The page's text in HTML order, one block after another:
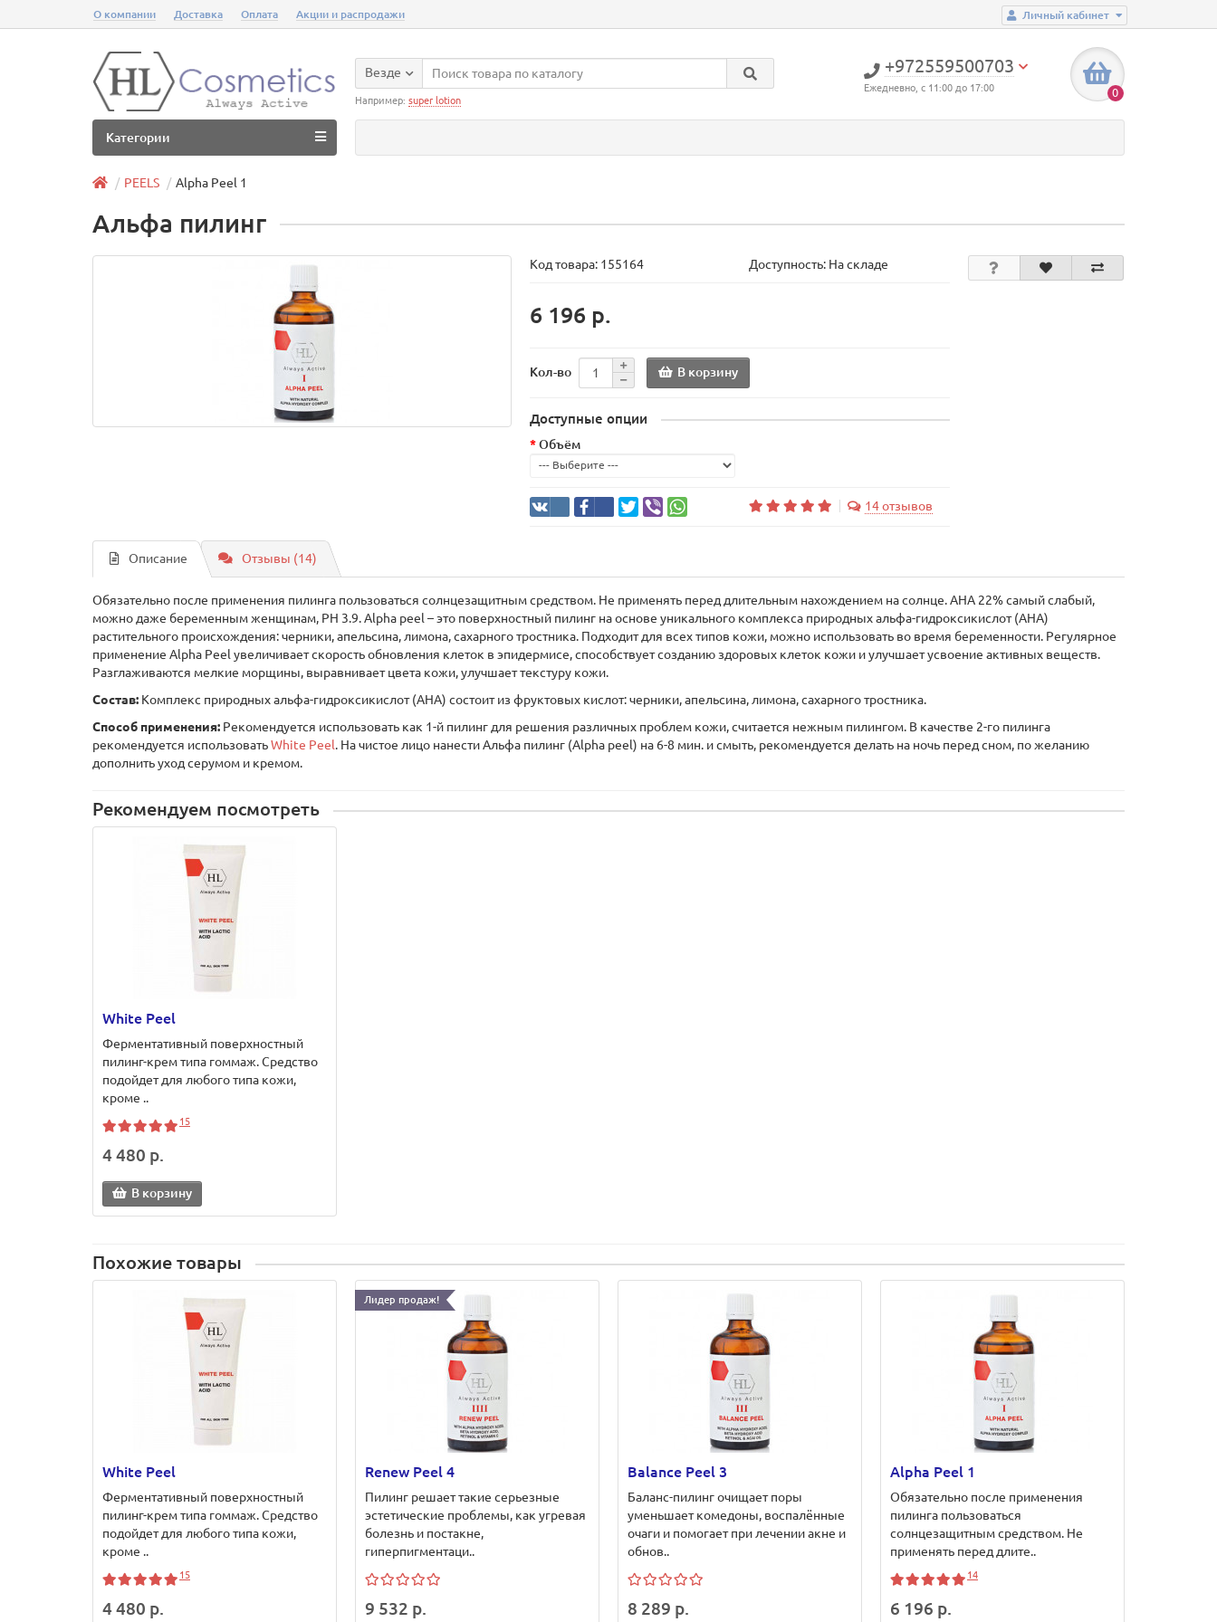
Личный кабинет
О компании Доставка Оплата Акции и распродажи
+972559500703
Ежедневно, с 11:00 до 17:00 0
Везде
Например: super lotion
Категории
PEELS Alpha Peel 1
Альфа пилинг
Код товара: 155164 Доступность: На складе
6 196 р.
Кол-во В корзину
Доступные опции
Объём
14 отзывов
Описание Отзывы (14)
Обязательно после применения пилинга пользоваться солнцезащитным средством. Не применять перед длительным нахождением на солнце. AHA 22% самый слабый,
можно даже беременным женщинам, PH 3.9. Alpha peel – это поверхностный пилинг на основе уникального комплекса природных альфа-гидроксикислот (AHA)
растительного происхождения: черники, апельсина, лимона, сахарного тростника. Подходит для всех типов кожи, можно использовать во время беременности. Регулярное
применение Alpha Peel увеличивает скорость обновления клеток в эпидермисе, способствует созданию здоровых клеток кожи и улучшает усвоение активных веществ.
Разглаживаются мелкие морщины, выравнивает цвета кожи, улучшает текстуру кожи.
Состав: Комплекс природных альфа-гидроксикислот (AHA) состоит из фруктовых кислот: черники, апельсина, лимона, сахарного тростника.
Способ применения: Рекомендуется использовать как 1-й пилинг для решения различных проблем кожи, считается нежным пилингом. В качестве 2-го пилинга
рекомендуется использоватьWhite Peel. На чистое лицо нанести Альфа пилинг (Alpha peel) на 6-8 мин. и смыть, рекомендуется делать на ночь перед сном, по желанию
дополнить уход серумом и кремом.
Рекомендуем посмотреть
White Peel
Ферментативный поверхностный
пилинг-крем типа гоммаж. Средство
подойдет для любого типа кожи,
кроме ..
15
4 480 р.
В корзину
Похожие товары
White Peel
Ферментативный поверхностный
пилинг-крем типа гоммаж. Средство
подойдет для любого типа кожи,
кроме ..
15
4 480 р.
Лидер продаж!
Renew Peel 4
Пилинг решает такие серьезные
эстетические проблемы, как угревая
болезнь и постакне,
гиперпигментаци..
9 532 р.
Balance Peel 3
Баланс-пилинг очищает поры
уменьшает комедоны, воспалённые
очаги и помогает при лечении акне и
обнов..
8 289 р.
Alpha Peel 1
Обязательно после применения
пилинга пользоваться
солнцезащитным средством. Не
применять перед длите..
14
6 196 р.